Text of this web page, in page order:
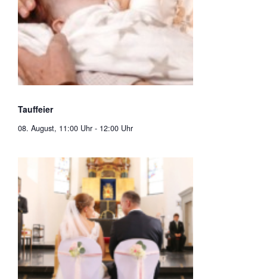
Tauffeier
08. August, 11:00 Uhr - 12:00 Uhr